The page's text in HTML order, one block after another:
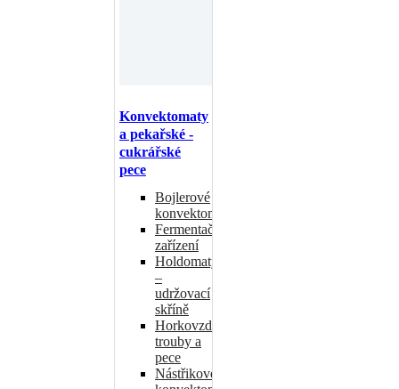
Konvektomaty
a pekařské -
cukrářské
pece
Bojlerové
konvektomaty
Fermentační
zařízení
Holdomaty
–
udržovací
skříně
Horkovzdušné
trouby a
pece
Nástřikové